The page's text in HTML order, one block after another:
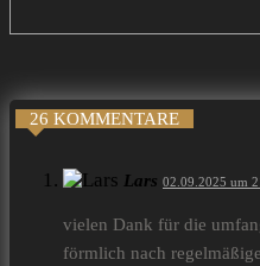
26 KOMMENTARE
Lars 02.09.2025 um
vielen Dank für die
förmlich nach